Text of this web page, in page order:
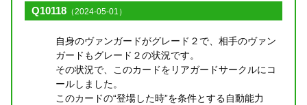
Q10118 （2024-05-01）
自身のヴァンガードがグレード２で、相手のヴァン
ガードもグレード２の状況です。
その状況で、このカードをリアガードサークルにコ
ールしました。
このカードの“登場した時”を条件とする自動能力